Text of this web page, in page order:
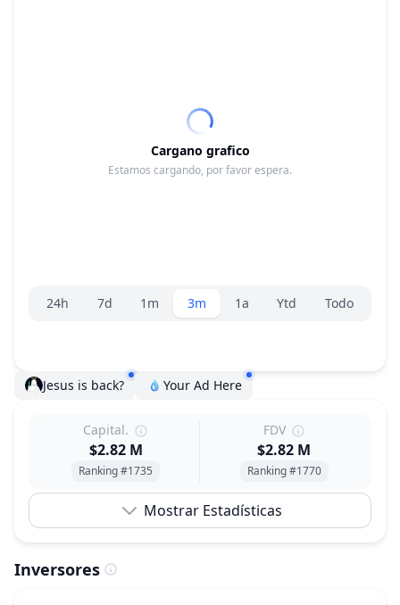
Cargano grafico
Estamos cargando, por favor espera.
Selector de rango
24h 7d 1m 3m 1a Ytd Todo
Jesus is back? Your Ad Here
Capital.
$2.82 M
Ranking #1735
FDV
$2.82 M
Ranking #1770
Mostrar Estadísticas
Inversores